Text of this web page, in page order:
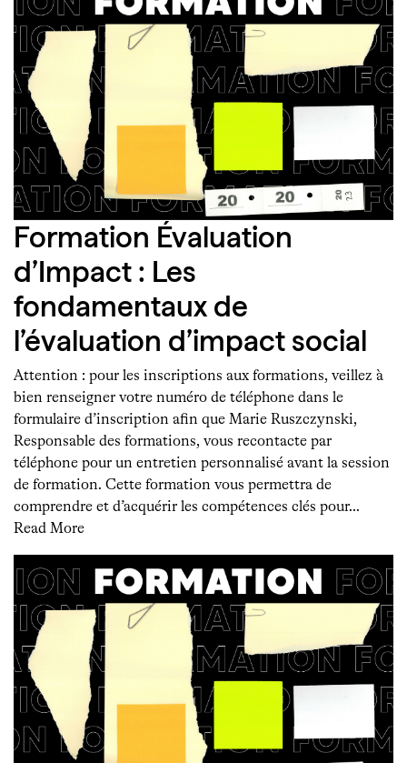
Formation Évaluation
d’Impact : Les
fondamentaux de
l’évaluation d’impact social
Attention : pour les inscriptions aux formations, veillez à
bien renseigner votre numéro de téléphone dans le
formulaire d’inscription afin que Marie Ruszczynski,
Responsable des formations, vous recontacte par
téléphone pour un entretien personnalisé avant la session
de formation. Cette formation vous permettra de
comprendre et d’acquérir les compétences clés pour…
Read More